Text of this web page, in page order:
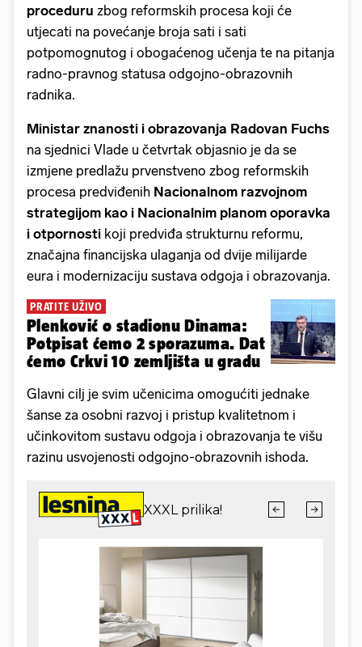
proceduru zbog reformskih procesa koji će
utjecati na povećanje broja sati i sati
potpomognutog i obogaćenog učenja te na pitanja
radno-pravnog statusa odgojno-obrazovnih
radnika.
Ministar znanosti i obrazovanja Radovan Fuchs
na sjednici Vlade u četvrtak objasnio je da se
izmjene predlažu prvenstveno zbog reformskih
procesa predviđenih Nacionalnom razvojnom
strategijom kao i Nacionalnim planom oporavka
i otpornosti koji predviđa strukturnu reformu,
značajna financijska ulaganja od dvije milijarde
eura i modernizaciju sustava odgoja i obrazovanja.
PRATITE UŽIVO
Plenković o stadionu Dinama:
Potpisat ćemo 2 sporazuma. Dat
ćemo Crkvi 10 zemljišta u gradu
Glavni cilj je svim učenicima omogućiti jednake
šanse za osobni razvoj i pristup kvalitetnom i
učinkovitom sustavu odgoja i obrazovanja te višu
razinu usvojenosti odgojno-obrazovnih ishoda.